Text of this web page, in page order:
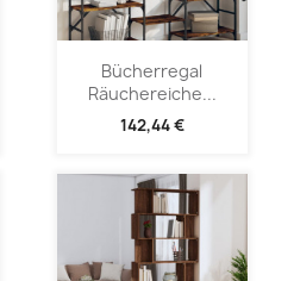
Bücherregal
Räuchereiche...
142,44 €